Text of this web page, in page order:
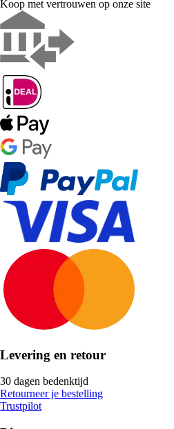
Koop met vertrouwen op onze site
Levering en retour
30 dagen bedenktijd
Retourneer je bestelling
Trustpilot